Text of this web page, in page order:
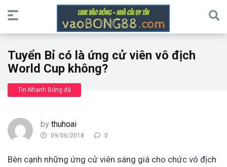
Tuyển Bỉ có là ứng cử viên vô địch
World Cup không?
Tin Nhanh Bóng đá
by thuhoai
09/06/2018 0
Bên cạnh những ứng cử viên sáng giá cho chức vô địch